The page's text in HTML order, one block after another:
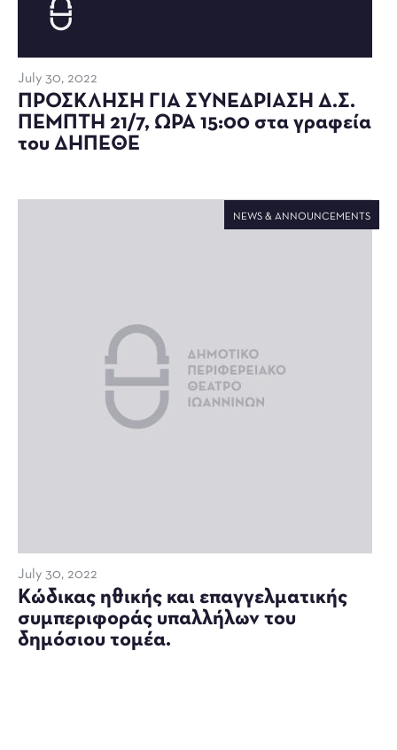
July 30, 2022
ΠΡΟΣΚΛΗΣΗ ΓΙΑ ΣΥΝΕΔΡΙΑΣΗ Δ.Σ.
ΠΕΜΠΤΗ 21/7, ΩΡΑ 15:00 στα γραφεία
του ΔΗΠΕΘΕ
NEWS & ANNOUNCEMENTS
July 30, 2022
Κώδικας ηθικής και επαγγελματικής
συμπεριφοράς υπαλλήλων του
δημόσιου τομέα.